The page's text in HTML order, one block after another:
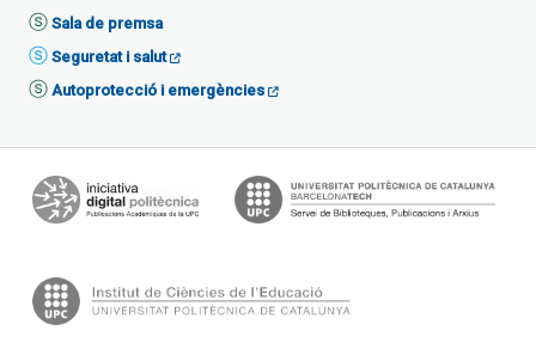
Sala de premsa
Seguretat i salut
Autoprotecció i emergències